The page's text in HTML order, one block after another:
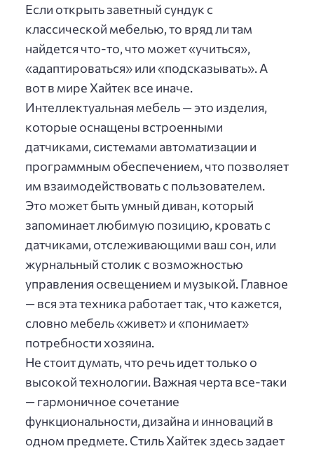
Если открыть заветный сундук с
классической мебелью, то вряд ли там
найдется что-то, что может «учиться»,
«адаптироваться» или «подсказывать». А
вот в мире Хайтек все иначе.
Интеллектуальная мебель — это изделия,
которые оснащены встроенными
датчиками, системами автоматизации и
программным обеспечением, что позволяет
им взаимодействовать с пользователем.
Это может быть умный диван, который
запоминает любимую позицию, кровать с
датчиками, отслеживающими ваш сон, или
журнальный столик с возможностью
управления освещением и музыкой. Главное
— вся эта техника работает так, что кажется,
словно мебель «живет» и «понимает»
потребности хозяина.
Не стоит думать, что речь идет только о
высокой технологии. Важная черта все-таки
— гармоничное сочетание
функциональности, дизайна и инноваций в
одном предмете. Стиль Хайтек здесь задает